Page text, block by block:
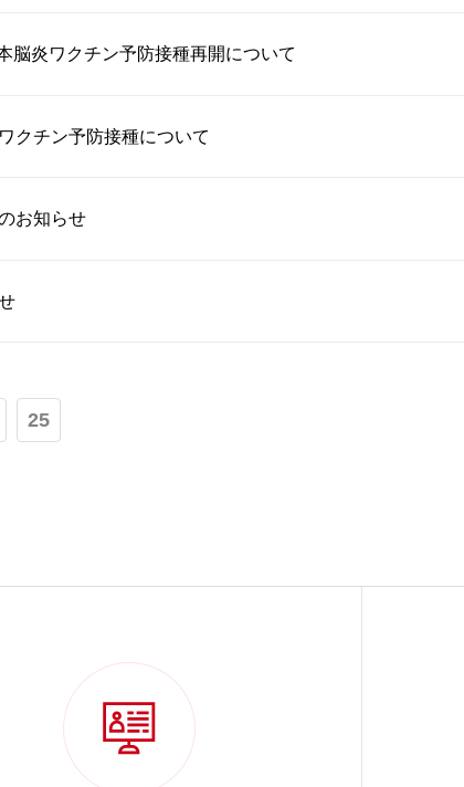
脳炎ワクチン予防接種再開について
クチン予防接種について
お知らせ
25